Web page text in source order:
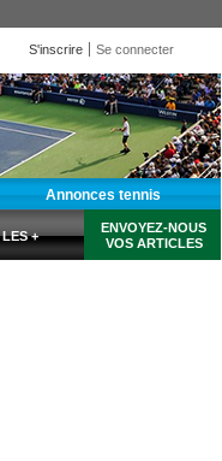
S'inscrire Se connecter
Annonces tennis
LES +
ENVOYEZ-NOUS
VOS ARTICLES